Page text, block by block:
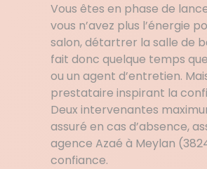
Vous êtes en phase de
vous n’avez plus l’énergie
salon, détartrer la salle de
fait donc quelque temps
ou un agent d’entretien.
prestataire inspirant la
Deux intervenantes
assuré en cas d’absence,
agence Azaé à Meylan
confiance.